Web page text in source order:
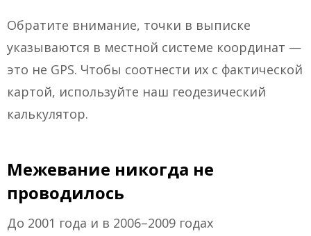
Обратите внимание, точки в выписке
указываются в местной системе координат —
это не GPS. Чтобы соотнести их с фактической
картой, используйте наш геодезический
калькулятор.
Межевание никогда не
проводилось
До 2001 года и в 2006–2009 годах